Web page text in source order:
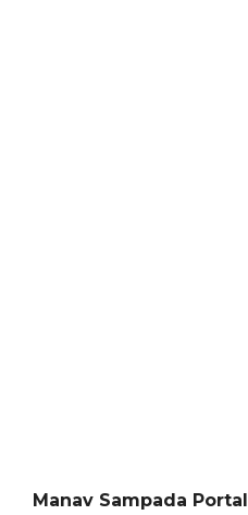
Manav Sampada Portal